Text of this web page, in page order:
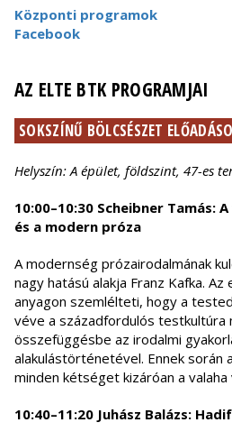
Központi programok
Facebook
AZ ELTE BTK PROGRAMJAI
SOKSZÍNŰ BÖLCSÉSZET
Helyszín: A épület, földszint, 47-es
10:00–10:30 Scheibner Tamás:
és a modern próza
A modernség prózairodalmának
nagy hatású alakja Franz Kafka.
anyagon szemlélteti, hogy a
véve a századfordulós testkultúra
összefüggésbe az irodalmi
alakulástörténetével. Ennek során
minden kétséget kizáróan a
10:40–11:20 Juhász Balázs: